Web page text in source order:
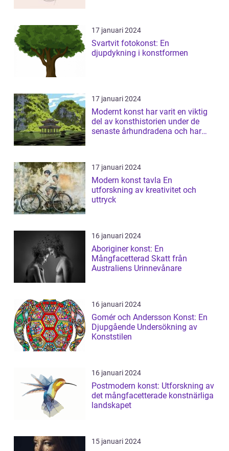
17 januari 2024
Svartvit fotokonst: En
djupdykning i konstformen
17 januari 2024
Modernt konst har varit en viktig
del av konsthistorien under de
senaste århundradena och har
17 januari 2024
Modern konst tavla En
utforskning av kreativitet och
uttryck
16 januari 2024
Aboriginer konst: En
Mångfacetterad Skatt från
Australiens Urinnevånare
16 januari 2024
Gomér och Andersson Konst: En
Djupgående Undersökning av
Konststilen
16 januari 2024
Postmodern konst: Utforskning av
det mångfacetterade konstnärliga
landskapet
15 januari 2024